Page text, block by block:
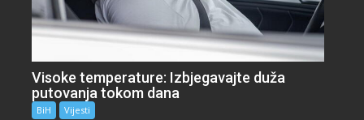
Visoke temperature: Izbjegavajte duža
putovanja tokom dana
BiH Vijesti